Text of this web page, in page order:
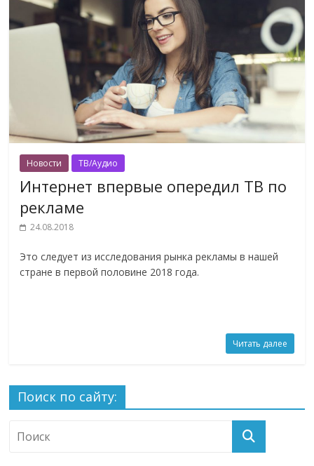
Новости ТВ/Аудио
Интернет впервые опередил ТВ по
рекламе
24.08.2018
Это следует из исследования рынка рекламы в нашей
стране в первой половине 2018 года.
Читать далее
Поиск по сайту: